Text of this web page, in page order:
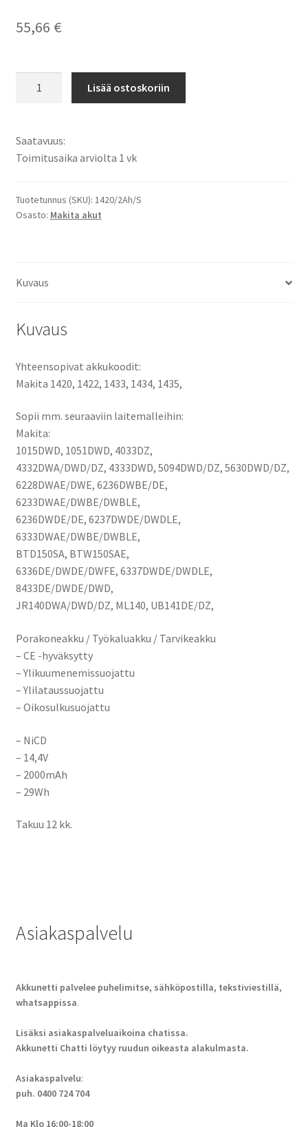
55,66 €
NiMH
Porakoneakku
/
1422
1434
1435,
kiinalainen
määrä
Lisää ostoskoriin
Saatavuus:
Toimitusaika arviolta 1 vk
Tuotetunnus (SKU): 1420/2Ah/S
Osasto: Makita akut
Kuvaus
Kuvaus
Yhteensopivat akkukoodit:
Makita 1420, 1422, 1433, 1434, 1435,
Sopii mm. seuraaviin laitemalleihin:
Makita:
1015DWD, 1051DWD, 4033DZ,
4332DWA/DWD/DZ, 4333DWD, 5094DWD/DZ, 5630DWD/DZ,
6228DWAE/DWE, 6236DWBE/DE,
6233DWAE/DWBE/DWBLE,
6236DWDE/DE, 6237DWDE/DWDLE,
6333DWAE/DWBE/DWBLE,
BTD150SA, BTW150SAE,
6336DE/DWDE/DWFE, 6337DWDE/DWDLE,
8433DE/DWDE/DWD,
JR140DWA/DWD/DZ, ML140, UB141DE/DZ,
Porakoneakku / Työkaluakku / Tarvikeakku
– CE -hyväksytty
– Ylikuumenemissuojattu
– Ylilataussuojattu
– Oikosulkusuojattu
– NiCD
– 14,4V
– 2000mAh
– 29Wh
Takuu 12 kk.
Asiakaspalvelu
Akkunetti palvelee puhelimitse, sähköpostilla, tekstiviestillä,
whatsappissa.
Lisäksi asiakaspalveluaikoina chatissa.
Akkunetti Chatti löytyy ruudun oikeasta alakulmasta.
Asiakaspalvelu:
puh. 0400 724 704
Ma Klo 16:00-18:00